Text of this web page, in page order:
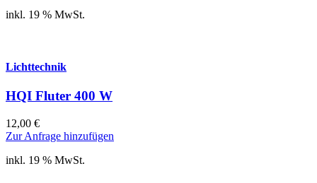
inkl. 19 % MwSt.
Lichttechnik
HQI Fluter 400 W
12,00 €
Zur Anfrage hinzufügen
inkl. 19 % MwSt.